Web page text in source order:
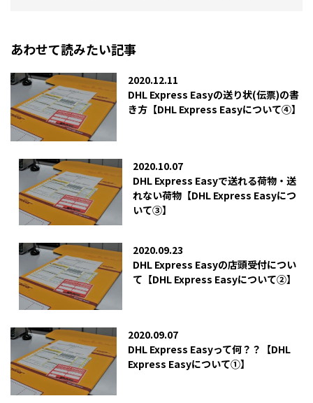
あわせて読みたい記事
2020.12.11
DHL Express Easyの送り状(伝票)の書
き方【DHL Express Easyについて④】
2020.10.07
DHL Express Easyで送れる荷物・送
れない荷物【DHL Express Easyにつ
いて③】
2020.09.23
DHL Express Easyの店頭受付につい
て【DHL Express Easyについて②】
2020.09.07
DHL Express Easyって何？？【DHL
Express Easyについて①】